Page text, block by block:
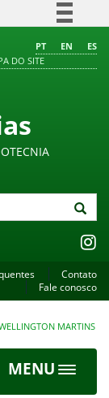
BR
PT EN
ES
DO SITE
Contato
Fale conosco
MARTINS
MENU
Toggle